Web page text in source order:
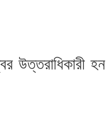
উত্তরাধিকারী